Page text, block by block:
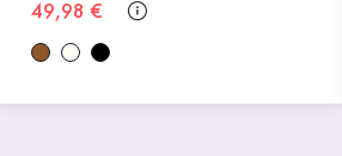
Nuovo prezzo
49,98 €